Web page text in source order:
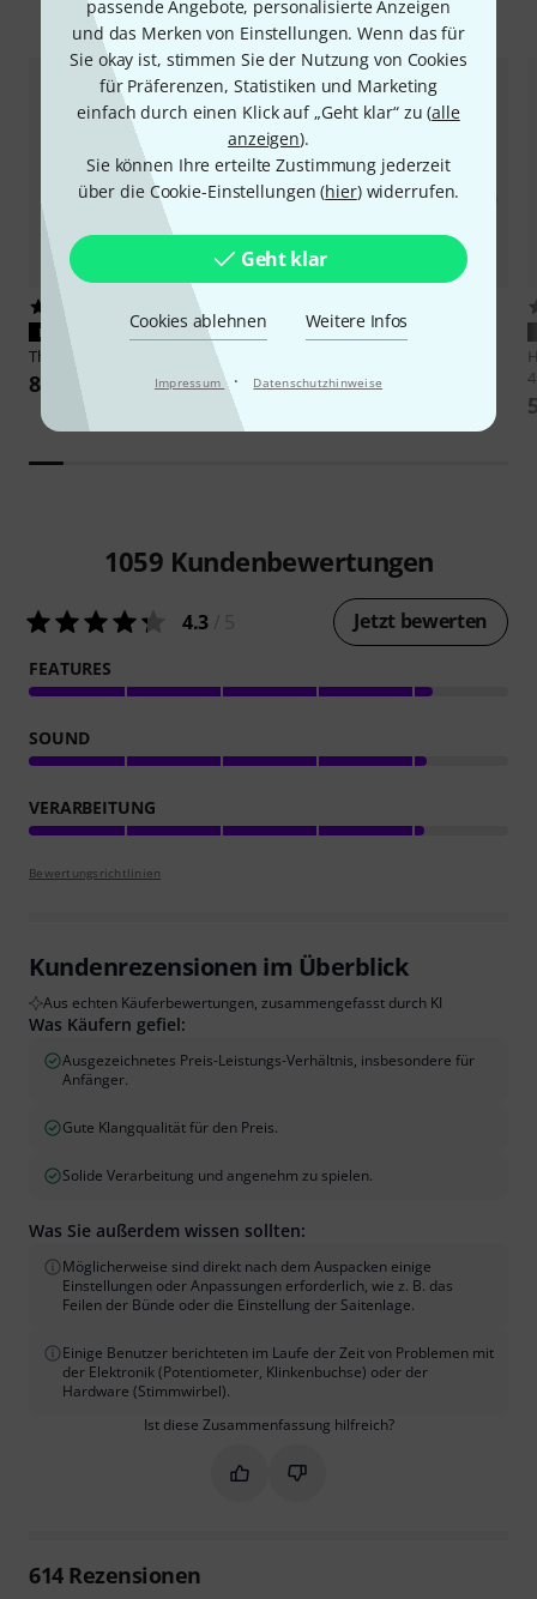
passende Angebote, personalisierte Anzeigen
und das Merken von Einstellungen. Wenn das für
Sie okay ist, stimmen Sie der Nutzung von Cookies
für Präferenzen, Statistiken und Marketing
einfach durch einen Klick auf „Geht klar“ zu (alle
anzeigen).
Sie können Ihre erteilte Zustimmung jederzeit
über die Cookie-Einstellungen (hier) widerrufen.
Geht klar
Cookies ablehnen Weitere Infos
Impressum · Datenschutzhinweise
Zubehör & passende Artikel
PASST GARANTIERT
Thomann
89 €
PASST GARANTIERT
22,90 €
1059 Kundenbewertungen
4.3 Jetzt bewerten
FEATURES
SOUND
VERARBEITUNG
Bewertungsrichtlinien
Kundenrezensionen im Überblick
Aus echten Käuferbewertungen, zusammengefasst durch KI
Was Käufern gefiel:
Ausgezeichnetes Preis-Leistungs-Verhältnis, insbesondere für
Anfänger.
Gute Klangqualität für den Preis.
Solide Verarbeitung und angenehm zu spielen.
Was Sie außerdem wissen sollten:
Möglicherweise sind direkt nach dem Auspacken einige
Einstellungen oder Anpassungen erforderlich, wie z. B. das
Feilen der Bünde oder die Einstellung der Saitenlage.
Einige Benutzer berichteten im Laufe der Zeit von Problemen mit
der Elektronik (Potentiometer, Klinkenbuchse) oder der
Hardware (Stimmwirbel).
Ist diese Zusammenfassung hilfreich?
Markieren Sie diese
Markieren Sie diese
614Rezensionen